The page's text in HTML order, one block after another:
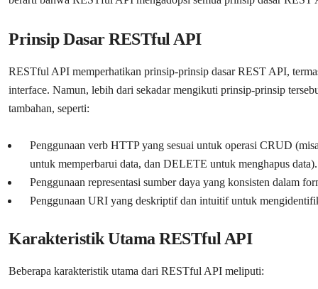
Prinsip Dasar RESTful API
RESTful API memperhatikan prinsip-prinsip dasar REST API,
interface. Namun, lebih dari sekadar mengikuti prinsip-prinsip
tambahan, seperti:
Penggunaan verb HTTP yang sesuai untuk operasi CRUD
untuk memperbarui data, dan DELETE untuk menghapus data).
Penggunaan representasi sumber daya yang konsisten dalam
Penggunaan URI yang deskriptif dan intuitif untuk
Karakteristik Utama RESTful API
Beberapa karakteristik utama dari RESTful API meliputi: